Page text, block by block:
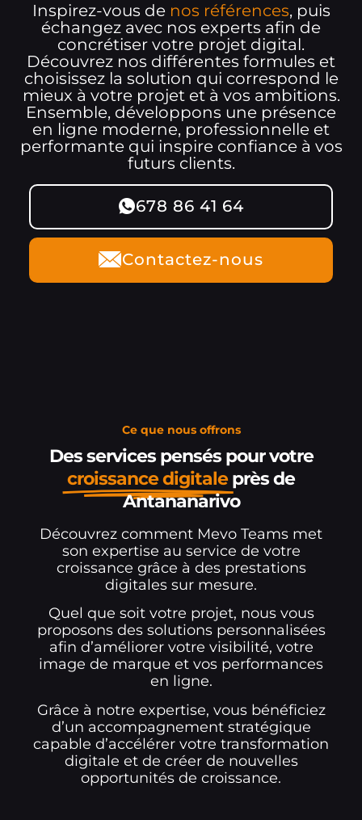
Inspirez-vous de nos références, puis
échangez avec nos experts afin de
concrétiser votre projet digital.
Découvrez nos différentes formules et
choisissez la solution qui correspond le
mieux à votre projet et à vos ambitions.
Ensemble, développons une présence
en ligne moderne, professionnelle et
performante qui inspire confiance à vos
futurs clients.
678 86 41 64
Contactez-nous
Ce que nous offrons
Des services pensés pour votre
croissance digitale près de
Antananarivo
Découvrez comment Mevo Teams met
son expertise au service de votre
croissance grâce à des prestations
digitales sur mesure.
Quel que soit votre projet, nous vous
proposons des solutions personnalisées
afin d’améliorer votre visibilité, votre
image de marque et vos performances
en ligne.
Grâce à notre expertise, vous bénéficiez
d’un accompagnement stratégique
capable d’accélérer votre transformation
digitale et de créer de nouvelles
opportunités de croissance.